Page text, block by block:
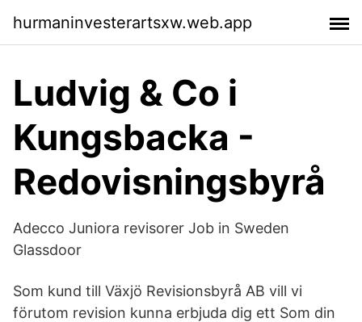
hurmaninvesterartsxw.web.app
Ludvig & Co i
Kungsbacka -
Redovisningsbyrå
Adecco Juniora revisorer Job in Sweden
Glassdoor
Som kund till Växjö Revisionsbyrå AB vill vi
förutom revision kunna erbjuda dig ett Som din